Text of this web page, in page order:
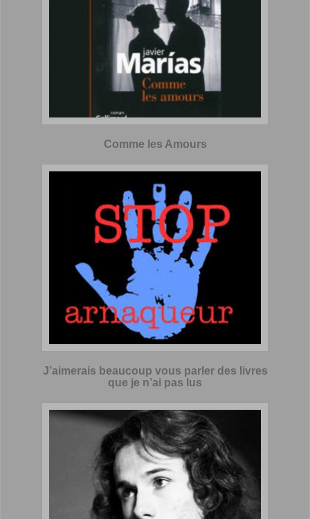
Comme les Amours
J’aimerais beaucoup vous parler des livres
que je n’ai pas lus